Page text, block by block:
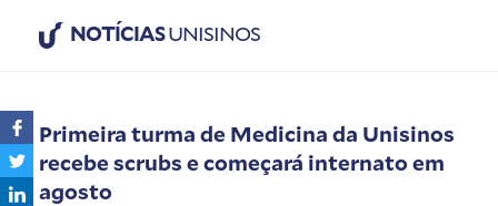
NOTÍCIASUNISINOS
Primeira turma de Medicina da Unisinos
recebe scrubs e começará internato em
agosto